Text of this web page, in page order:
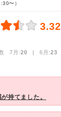
〜）
3.32
7月:20 | 6月:23
持てました。